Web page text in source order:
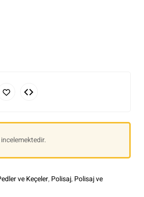
ve Keçeler, Polisaj, Polisaj ve